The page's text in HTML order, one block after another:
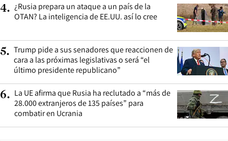
4. ¿Rusia prepara un ataque a un país de la
OTAN? La inteligencia de EE.UU. así lo cree
5. Trump pide a sus senadores que reaccionen de
cara a las próximas legislativas o será “el
último presidente republicano”
6. La UE afirma que Rusia ha reclutado a “más de
28.000 extranjeros de 135 países” para
combatir en Ucrania